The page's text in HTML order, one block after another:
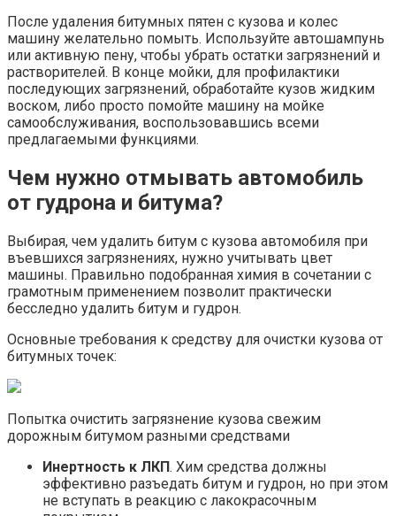
После удаления битумных пятен с кузова и колес
машину желательно помыть. Используйте автошампунь
или активную пену, чтобы убрать остатки загрязнений и
растворителей. В конце мойки, для профилактики
последующих загрязнений, обработайте кузов жидким
воском, либо просто помойте машину на мойке
самообслуживания, воспользовавшись всеми
предлагаемыми функциями.
Чем нужно отмывать автомобиль
от гудрона и битума?
Выбирая, чем удалить битум с кузова автомобиля при
въевшихся загрязнениях, нужно учитывать цвет
машины. Правильно подобранная химия в сочетании с
грамотным применением позволит практически
бесследно удалить битум и гудрон.
Основные требования к средству для очистки кузова от
битумных точек:
Попытка очистить загрязнение кузова свежим
дорожным битумом разными средствами
Инертность к ЛКП. Хим средства должны
эффективно разъедать битум и гудрон, но при этом
не вступать в реакцию с лакокрасочным